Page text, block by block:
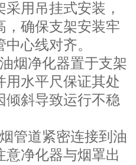
用吊挂式安装，
，确保支架安装牢
心线对齐。
油烟净化器置于支架
用水平尺保证其处
倾斜导致运行不稳
管道紧密连接到油
意净化器与烟罩出